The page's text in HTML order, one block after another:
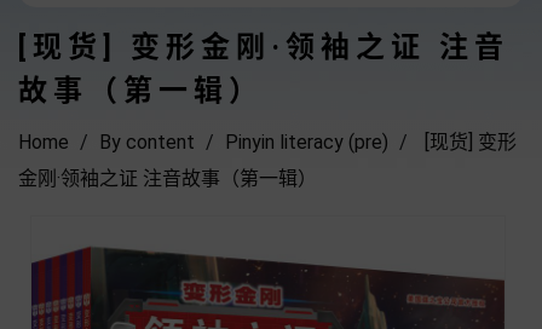
[现货] 变形金刚·领袖之证 注音
故事（第一辑）
Home By content Pinyin literacy (pre)
[现货] 变形
金刚·领袖之证 注音故事（第一辑）